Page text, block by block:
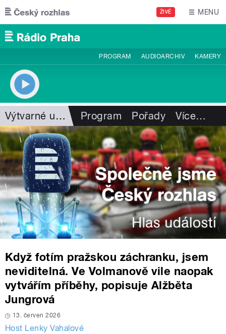
Přejít k hlavnímu obsahu
ŽIVĚ MENU
PROGRAM AUDIOARCHIV KAMERY
Výtvarné umění Program Pořady Více…
Když fotím pražskou záchranku, jsem
neviditelná. Ve Volmanově vile naopak
vytvářím příběhy, popisuje Alžběta
Jungrová
13. červen 2026
Host Lenky Vahalové